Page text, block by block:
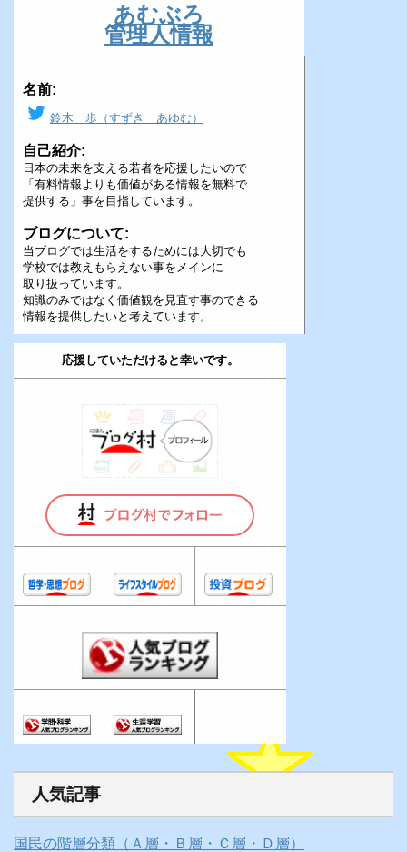
あむぶろ
管理人情報
名前:
鈴木 歩（すずき あゆむ）
自己紹介:
日本の未来を支える若者を応援したいので
「有料情報よりも価値がある情報を無料で
提供する」事を目指しています。
ブログについて:
当ブログでは生活をするためには大切でも
学校では教えもらえない事をメインに
取り扱っています。
知識のみではなく価値観を見直す事のできる
情報を提供したいと考えています。
応援していただけると幸いです。
人気記事
国民の階層分類（Ａ層・Ｂ層・Ｃ層・Ｄ層）